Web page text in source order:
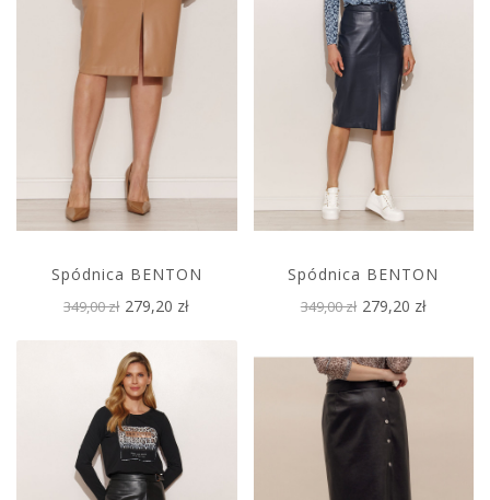
Spódnica BENTON
349,00 zł 279,20 zł
Spódnica BENTON
349,00 zł 279,20 zł